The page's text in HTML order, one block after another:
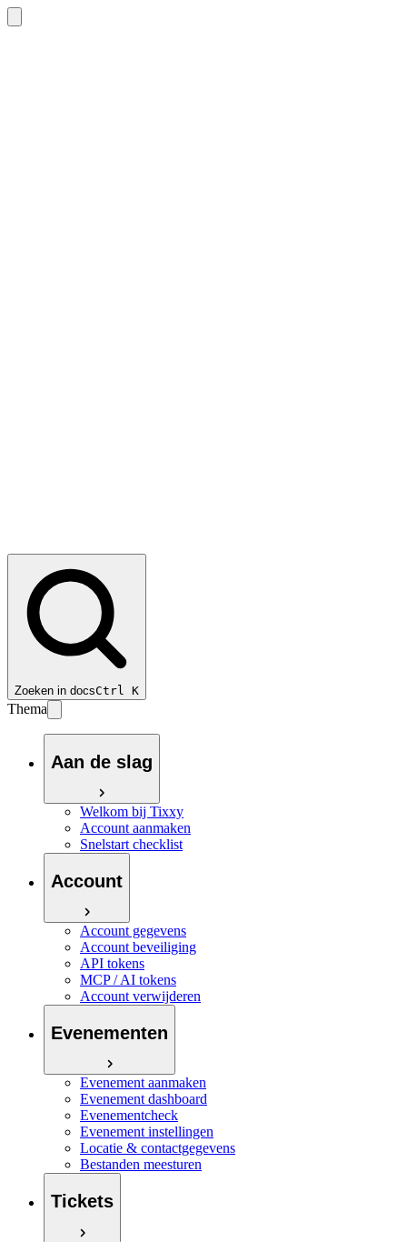
Zoeken in docsCtrl K
Thema
Aan de slag
Welkom bij Tixxy
Account aanmaken
Snelstart checklist
Account
Account gegevens
Account beveiliging
API tokens
MCP / AI tokens
Account verwijderen
Evenementen
Evenement aanmaken
Evenement dashboard
Evenementcheck
Evenement instellingen
Locatie & contactgegevens
Bestanden meesturen
Tickets